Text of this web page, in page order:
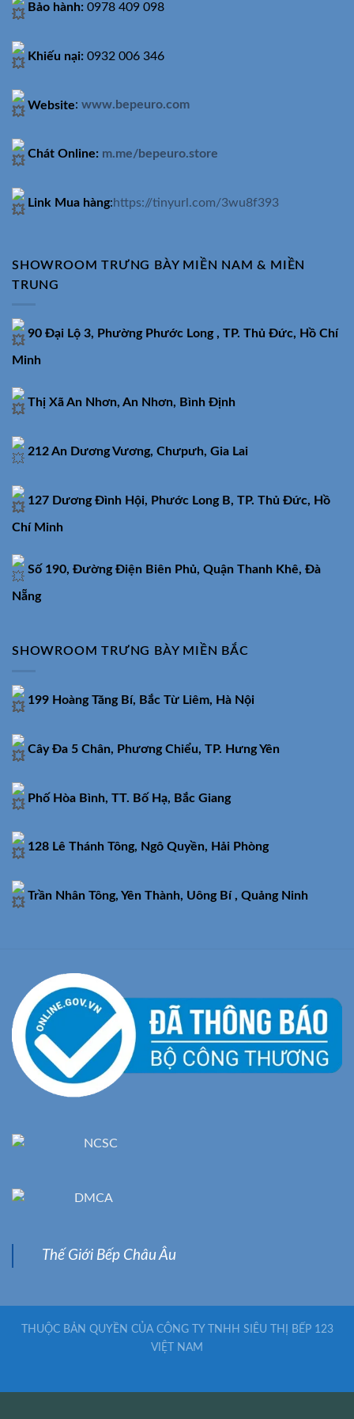
Bảo hành: 0978 409 098
Khiếu nại: 0932 006 346
Website: www.bepeuro.com
Chát Online: m.me/bepeuro.store
Link Mua hàng:https://tinyurl.com/3wu8f393
SHOWROOM TRƯNG BÀY MIỀN NAM & MIỀN
TRUNG
90 Đại Lộ 3, Phường Phước Long , TP. Thủ Đức, Hồ Chí
Minh
Thị Xã An Nhơn, An Nhơn, Bình Định
212 An Dương Vương, Chưpưh, Gia Lai
127 Dương Đình Hội, Phước Long B, TP. Thủ Đức, Hồ
Chí Minh
Số 190, Đường Điện Biên Phủ, Quận Thanh Khê, Đà
Nẵng
SHOWROOM TRƯNG BÀY MIỀN BẮC
199 Hoàng Tăng Bí, Bắc Từ Liêm, Hà Nội
Cây Đa 5 Chân, Phương Chiểu, TP. Hưng Yên
Phố Hòa Bình, TT. Bố Hạ, Bắc Giang
128 Lê Thánh Tông, Ngô Quyền, Hải Phòng
Trần Nhân Tông, Yên Thành, Uông Bí , Quảng Ninh
Thế Giới Bếp Châu Âu
THUỘC BẢN QUYỀN CỦA CÔNG TY TNHH SIÊU THỊ BẾP 123
VIỆT NAM